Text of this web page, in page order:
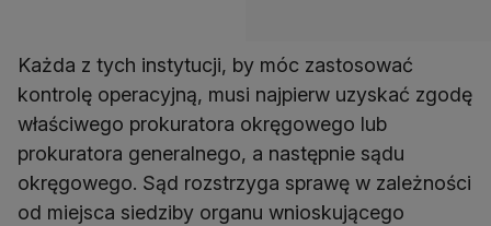
Każda z tych instytucji, by móc zastosować
kontrolę operacyjną, musi najpierw uzyskać zgodę
właściwego prokuratora okręgowego lub
prokuratora generalnego, a następnie sądu
okręgowego. Sąd rozstrzyga sprawę w zależności
od miejsca siedziby organu wnioskującego